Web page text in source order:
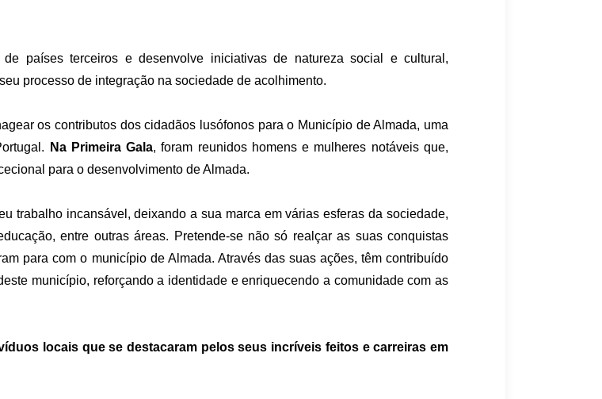
países terceiros e desenvolve iniciativas de natureza social e cultural,
processo de integração na sociedade de acolhimento.
os contributos dos cidadãos lusófonos para o Município de Almada, uma
Na Primeira Gala, foram reunidos homens e mulheres notáveis que,
para o desenvolvimento de Almada.
trabalho incansável, deixando a sua marca em várias esferas da sociedade,
entre outras áreas. Pretende-se não só realçar as suas conquistas
para com o município de Almada. Através das suas ações, têm contribuído
município, reforçando a identidade e enriquecendo a comunidade com as
locais que se destacaram pelos seus incríveis feitos e carreiras em